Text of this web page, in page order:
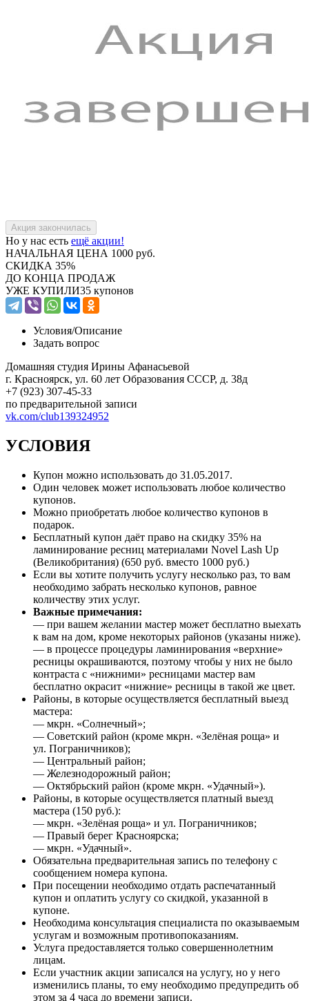
Но у нас есть ещё акции!
НАЧАЛЬНАЯ ЦЕНА 1000 руб.
СКИДКА 35%
ДО КОНЦА ПРОДАЖ
УЖЕ КУПИЛИ35 купонов
Условия/Описание
Задать вопрос
Домашняя студия Ирины Афанасьевой
г. Красноярск, ул. 60 лет Образования СССР, д. 38д
+7 (923) 307-45-33
по предварительной записи
vk.com/club139324952
УСЛОВИЯ
Купон можно использовать до 31.05.2017.
Один человек может использовать любое количество
купонов.
Можно приобретать любое количество купонов в
подарок.
Бесплатный купон даёт право на скидку 35% на
ламинирование ресниц материалами Novel Lash Up
(Великобритания) (650 руб. вместо 1000 руб.)
Если вы хотите получить услугу несколько раз, то вам
необходимо забрать несколько купонов, равное
количеству этих услуг.
Важные примечания:
— при вашем желании мастер может бесплатно выехать
к вам на дом, кроме некоторых районов (указаны ниже).
— в процессе процедуры ламинирования «верхние»
ресницы окрашиваются, поэтому чтобы у них не было
контраста с «нижними» ресницами мастер вам
бесплатно окрасит «нижние» ресницы в такой же цвет.
Районы, в которые осуществляется бесплатный выезд
мастера:
— мкрн. «Солнечный»;
— Советский район (кроме мкрн. «Зелёная роща» и
ул. Пограничников);
— Центральный район;
— Железнодорожный район;
— Октябрьский район (кроме мкрн. «Удачный»).
Районы, в которые осуществляется платный выезд
мастера (150 руб.):
— мкрн. «Зелёная роща» и ул. Пограничников;
— Правый берег Красноярска;
— мкрн. «Удачный».
Обязательна предварительная запись по телефону с
сообщением номера купона.
При посещении необходимо отдать распечатанный
купон и оплатить услугу со скидкой, указанной в
купоне.
Необходима консультация специалиста по оказываемым
услугам и возможным противопоказаниям.
Услуга предоставляется только совершеннолетним
лицам.
Если участник акции записался на услугу, но у него
изменились планы, то ему необходимо предупредить об
этом за 4 часа до времени записи.